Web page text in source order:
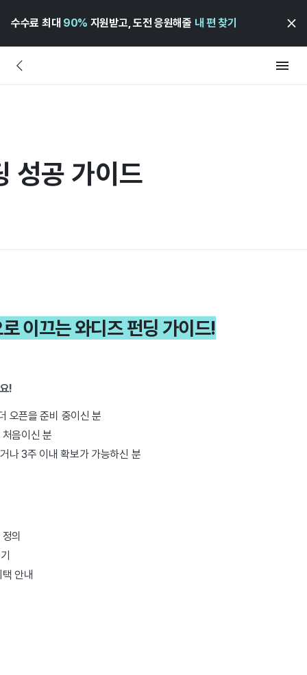
수수료 최대 90% 지원받고, 도전 응원해줄 내 편 찾기
성공 가이드
이끄는 와디즈 펀딩 가이드!
!
오픈을 준비 중이신 분
음이신 분
나 3주 이내 확보가 가능하신 분
의
안내